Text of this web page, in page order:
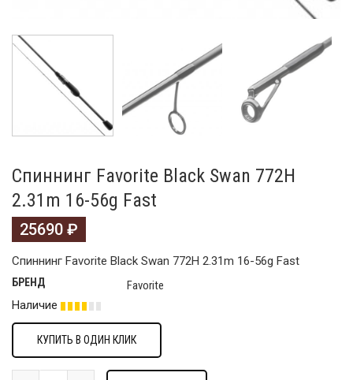
Спиннинг Favorite Black Swan 772H
2.31m 16-56g Fast
25690 ₽
Спиннинг Favorite Black Swan 772H 2.31m 16-56g Fast
БРЕНД
Favorite
Наличие
КУПИТЬ В ОДИН КЛИК